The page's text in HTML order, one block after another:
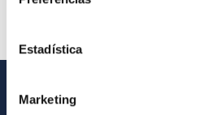
Estadística
Marketing
INFORMACIÓN GENERAL